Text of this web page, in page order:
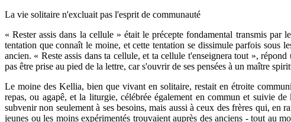
La vie solitaire n'excluait pas l'esprit de communauté
« Rester assis dans la cellule » était le précepte fondamental transmis par
tentation que connaît le moine, et cette tentation se dissimule parfois
ancien. « Reste assis dans ta cellule, et ta cellule t'enseignera tout »,
pas être prise au pied de la lettre, car s'ouvrir de ses pensées à un maître
Le moine des Kellia, bien que vivant en solitaire, restait en étroite
repas, ou agapê, et la liturgie, célébrée également en commun et suivie
subvenir non seulement à ses besoins, mais aussi à ceux des frères qui,
jeunes ou les moins expérimentés trouvaient auprès des anciens - tout au